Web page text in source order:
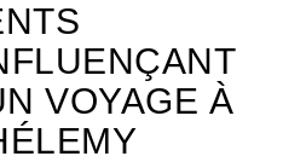
VOYAGE À